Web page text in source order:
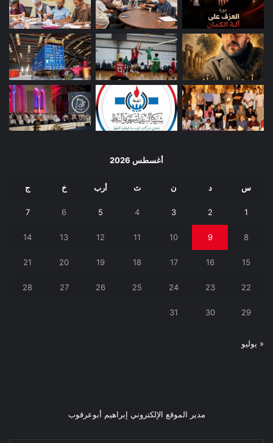
أغسطس 2026
س د ن ث أرب خ ج
1
2
3
4
5
6
7
8
9
10
11
12
13
14
15
16
17
18
19
20
21
22
23
24
25
26
27
28
29
30
31
« يوليو
مدير الموقع الإلكتروني إبراهيم أبوعرقوب